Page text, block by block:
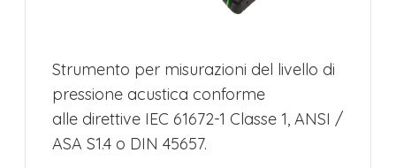
Strumento per misurazioni del livello di
pressione acustica conforme
alle direttive IEC 61672-1 Classe 1, ANSI /
ASA S1.4 o DIN 45657.